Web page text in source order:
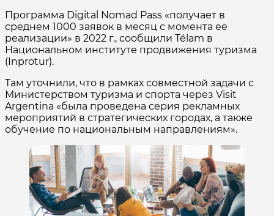
Программа Digital Nomad Pass «получает в
среднем 1000 заявок в месяц с момента ее
реализации» в 2022 г., сообщили Télam в
Национальном институте продвижения туризма
(Inprotur).
Там уточнили, что в рамках совместной задачи с
Министерством туризма и спорта через Visit
Argentina «была проведена серия рекламных
мероприятий в стратегических городах, а также
обучение по национальным направлениям».